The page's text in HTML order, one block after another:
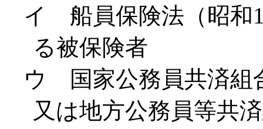
イ 船員保険法（昭和
る被保険者
ウ 国家公務員共済組
又は地方公務員等共